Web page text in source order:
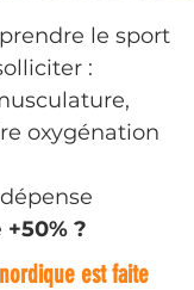
le sport
:
oxygénation
+50% ?
est faite